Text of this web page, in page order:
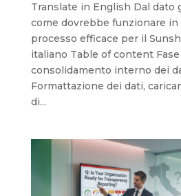
Translate in English Dal dato
come dovrebbe funzionare in
processo efficace per il
italiano Table of content Fase
consolidamento interno dei
Formattazione dei dati,
di...